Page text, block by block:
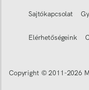
Sajtókapcsolat
Elérhetőségeink
Copyright © 2011-2026